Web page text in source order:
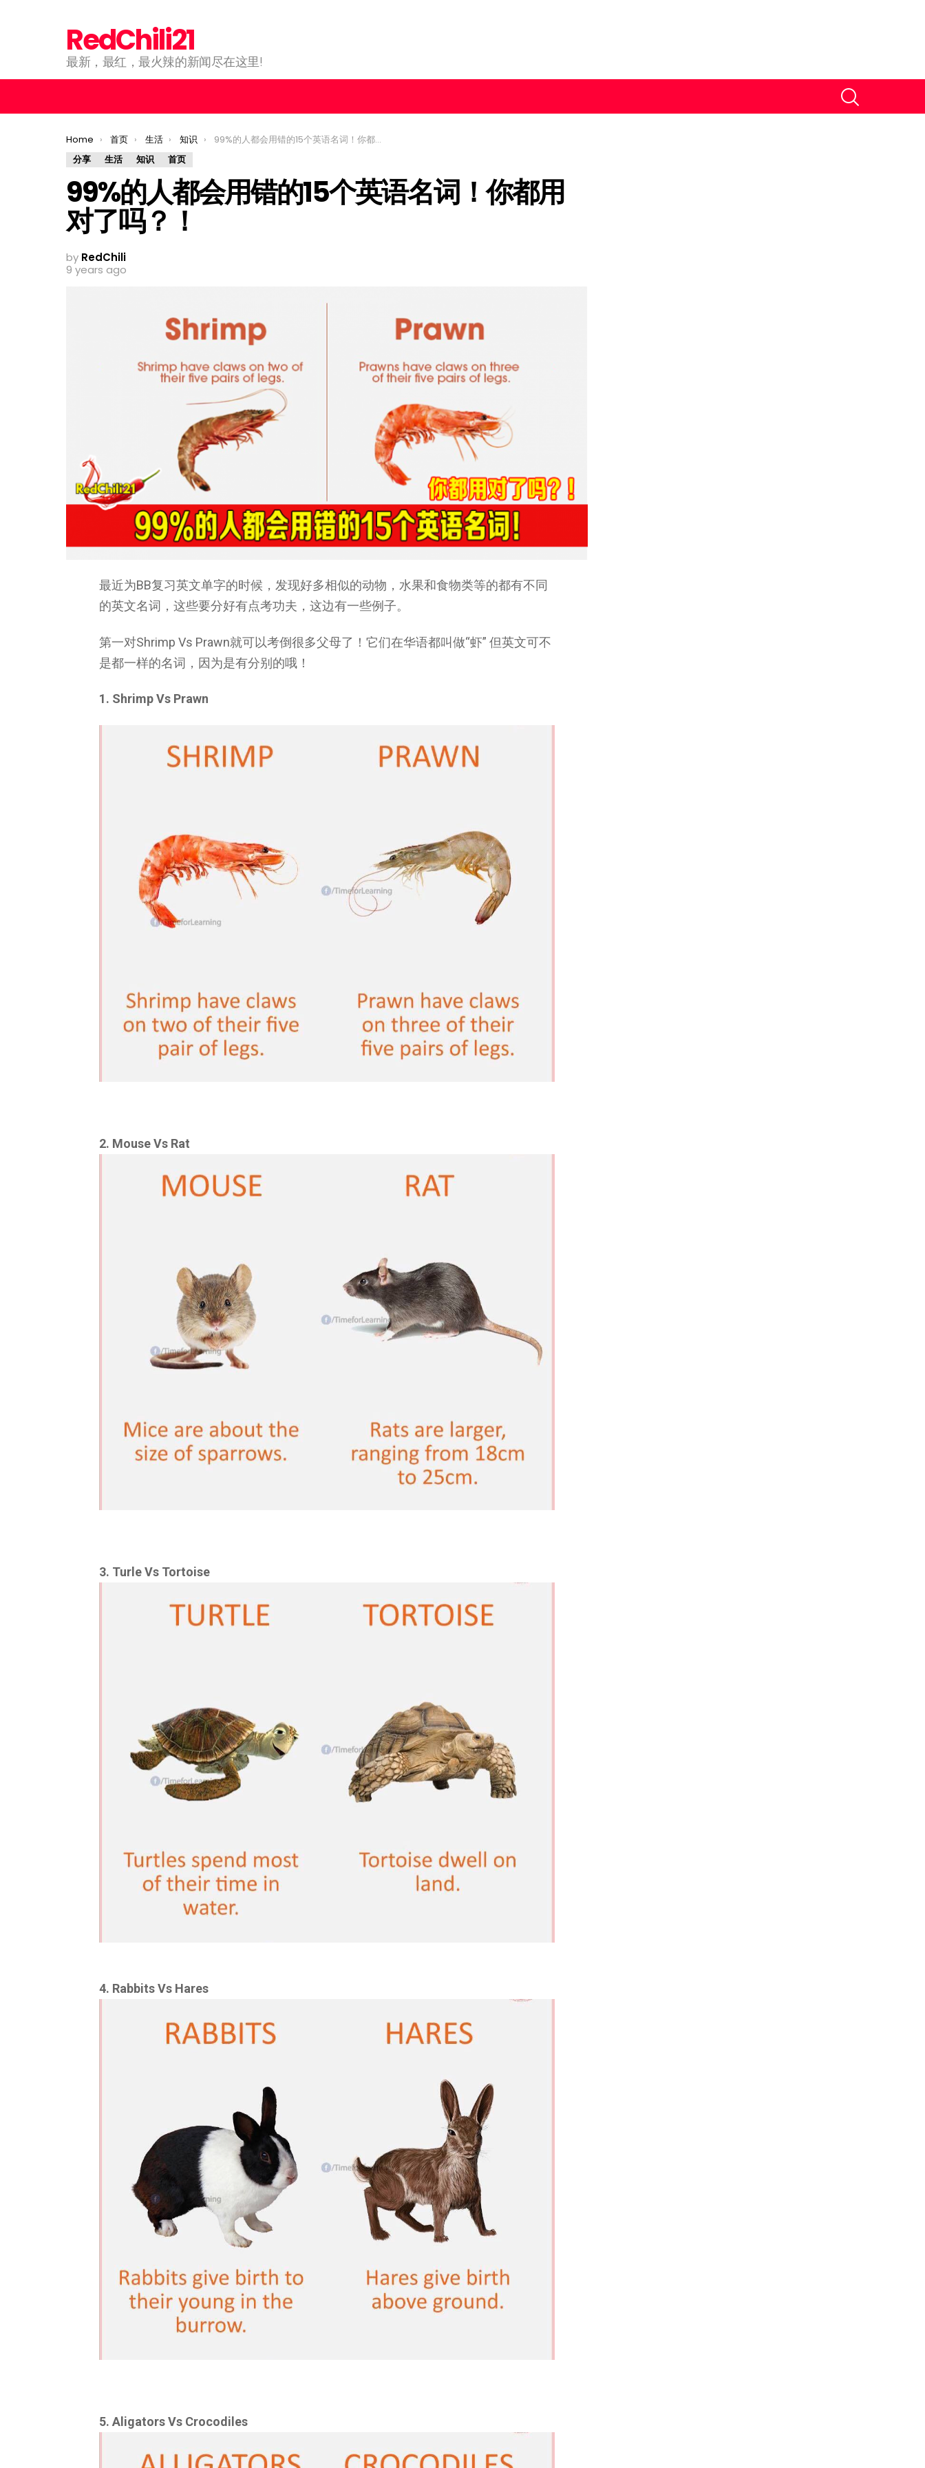
RedChili21
最新，最红，最火辣的新闻尽在这里!
You are here:
Home 首页 生活 知识
99%的人都会用错的15个英语名词！你都用对了吗？！
分享
生活 知识 首页
99%的人都会用错的15个英语名词！你都用
对了吗？！
by RedChili
9 years ago
最近为BB复习英文单字的时候，发现好多相似的动物，水果和食物类等的都有不同
的英文名词，这些要分好有点考功夫，这边有一些例子。
第一对Shrimp Vs Prawn就可以考倒很多父母了！它们在华语都叫做“虾” 但英文可不
是都一样的名词，因为是有分别的哦！
1. Shrimp Vs Prawn
2. Mouse Vs Rat
3. Turle Vs Tortoise
4. Rabbits Vs Hares
5. Aligators Vs Crocodiles